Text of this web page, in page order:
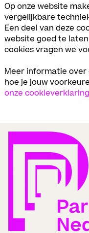
Op onze website
vergelijkbare
Een deel van deze
website goed te
cookies vragen we
Meer informatie over
hoe je jouw
onze cookieverklaring